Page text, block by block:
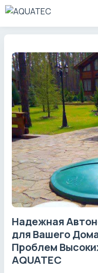
Надежная
для Вашего
Проблем
AQUATEC